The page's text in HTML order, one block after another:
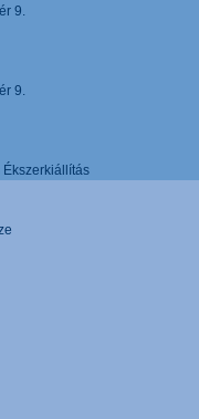
9.
9.
Ékszerkiállítás